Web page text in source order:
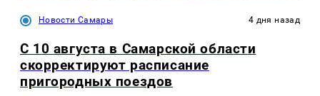
Новости Самары 4 дня назад
С 10 августа в Самарской области
скорректируют расписание
пригородных поездов